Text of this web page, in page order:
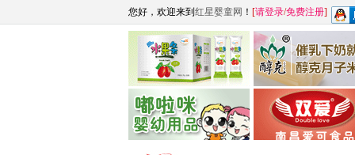
您好，欢迎来到 红星婴童网 ！ [请登录/免费注册]
江西麦嘟嘟食品有限公司
青岛嘟啦咪婴幼儿用品公司
江西醇之客月子米